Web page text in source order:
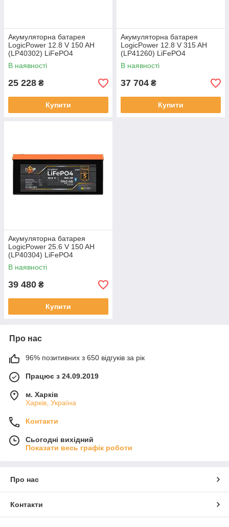
Акумуляторна батарея
LogicPower 12.8 V 150 AH
(LP40302) LiFePO4
В наявності
25 228 ₴
Купити
Акумуляторна батарея
LogicPower 12.8 V 315 AH
(LP41260) LiFePO4
В наявності
37 704 ₴
Купити
Акумуляторна батарея
LogicPower 25.6 V 150 AH
(LP40304) LiFePO4
В наявності
39 480 ₴
Купити
Про нас
96% позитивних з 650 відгуків за рік
Працює з 24.09.2019
м. Харків
Харків, Україна
Контакти
Сьогодні вихідний
Показати весь графік роботи
Про нас
Контакти